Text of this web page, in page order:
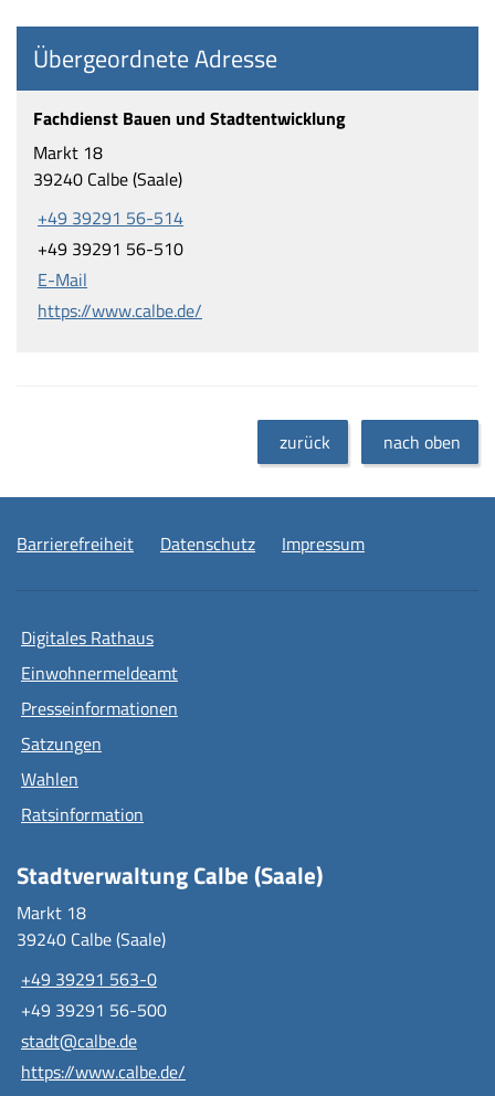
Übergeordnete Adresse
Fachdienst Bauen und Stadtentwicklung
Markt 18
39240 Calbe (Saale)
+49 39291 56-514
+49 39291 56-510
E-Mail
https://www.calbe.de/
zurück nach oben
Barrierefreiheit Datenschutz Impressum
Digitales Rathaus
Einwohnermeldeamt
Presseinformationen
Satzungen
Wahlen
Ratsinformation
Stadtverwaltung Calbe (Saale)
Markt 18
39240 Calbe (Saale)
+49 39291 563-0
+49 39291 56-500
stadt@calbe.de
https://www.calbe.de/